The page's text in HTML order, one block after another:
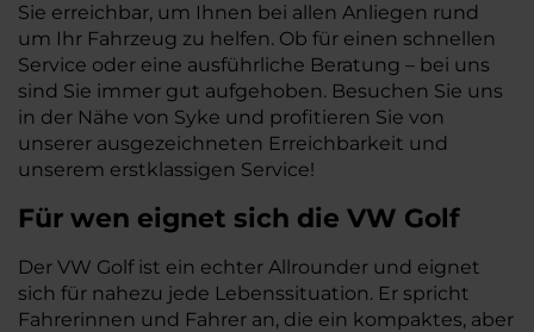
Sie erreichbar, um Ihnen bei allen Anliegen rund
um Ihr Fahrzeug zu helfen. Ob für einen schnellen
Service oder eine ausführliche Beratung – bei uns
sind Sie immer gut aufgehoben. Besuchen Sie uns
in der Nähe von Syke und profitieren Sie von
unserer ausgezeichneten Erreichbarkeit und
unserem erstklassigen Service!
Für wen eignet sich die VW Golf
Der VW Golf ist ein echter Allrounder und eignet
sich für nahezu jede Lebenssituation. Er spricht
Fahrerinnen und Fahrer an, die ein kompaktes, aber